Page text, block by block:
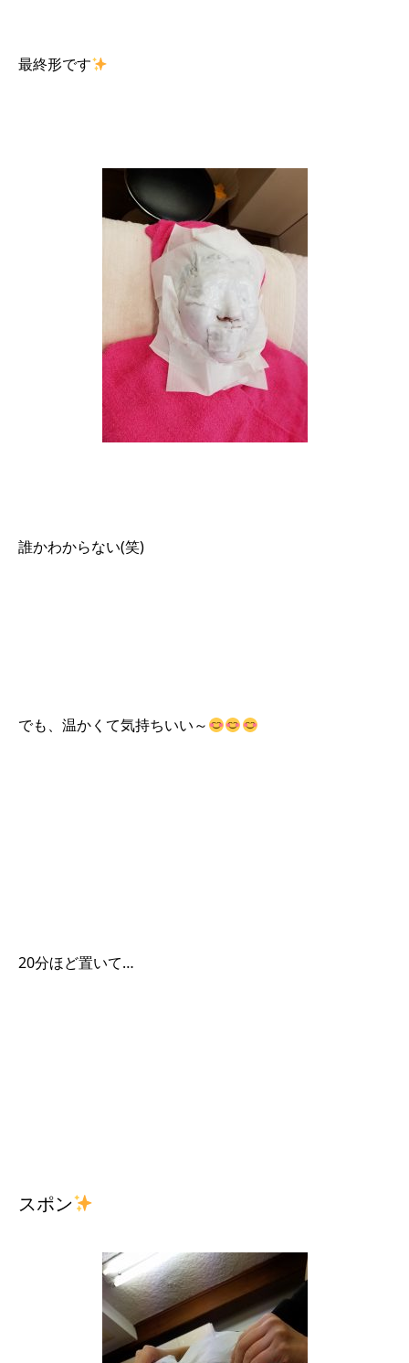
最終形です
誰かわからない(笑)
でも、温かくて気持ちいい～
20分ほど置いて…
スポン